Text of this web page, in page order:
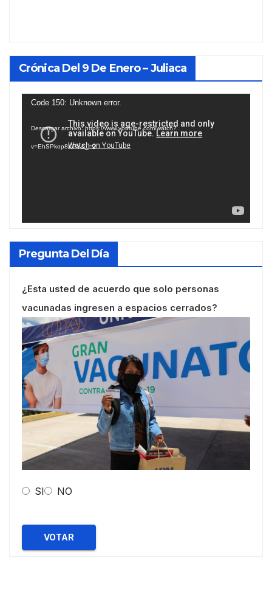
Crónica Del 9 De Enero – Juliaca
Reproductor
vídeo
Code 150: Unknown error.
Descargar archivo: https://www.youtube.com/watch?
v=EhSPkop8KPY&_=2
Pregunta Del Día
¿Esta usted de acuerdo que solo personas
vacunadas ingresen a espacios cerrados?
SI NO
VOTAR